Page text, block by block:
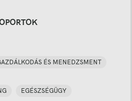
ÉS MENEDZSMENT
EGÉSZSÉGÜGY